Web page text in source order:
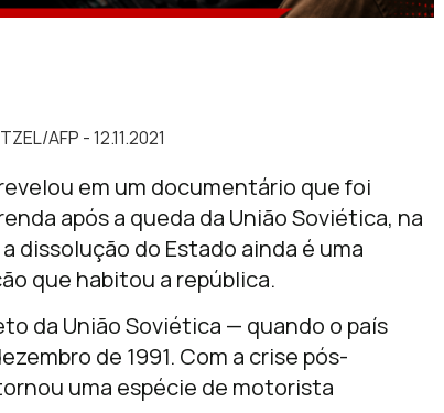
AFP - 12.11.2021
em um documentário que foi
após a queda da União Soviética, na
dissolução do Estado ainda é uma
que habitou a república.
da União Soviética — quando o país
de 1991. Com a crise pós-
uma espécie de motorista